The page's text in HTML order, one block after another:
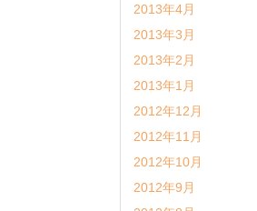
2013年4月
2013年3月
2013年2月
2013年1月
2012年12月
2012年11月
2012年10月
2012年9月